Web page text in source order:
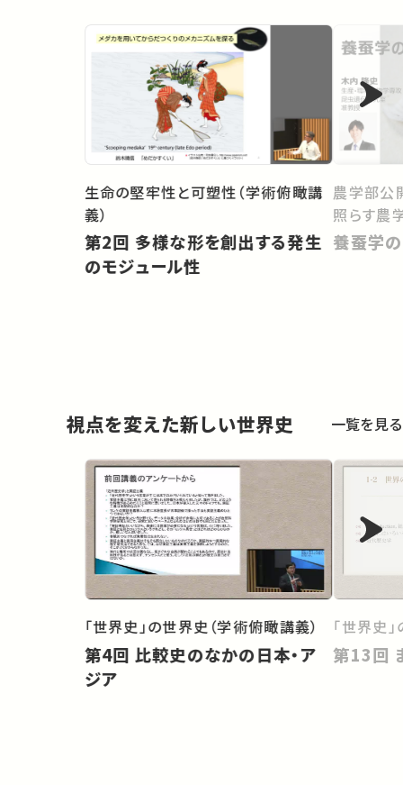
生命の堅牢性と可塑性（学術俯瞰講
義）
第2回 多様な形を創出する発生
のモジュール性
農学部公
照らす農
養蚕学
視点を変えた新しい世界史 一覧を見る
「世界史」の世界史（学術俯瞰講義）
第4回 比較史のなかの日本・ア
ジア
「世界史